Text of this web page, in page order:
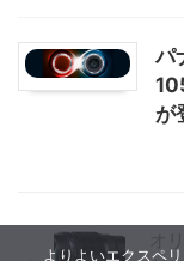
パ
が
よりよいエクスペ